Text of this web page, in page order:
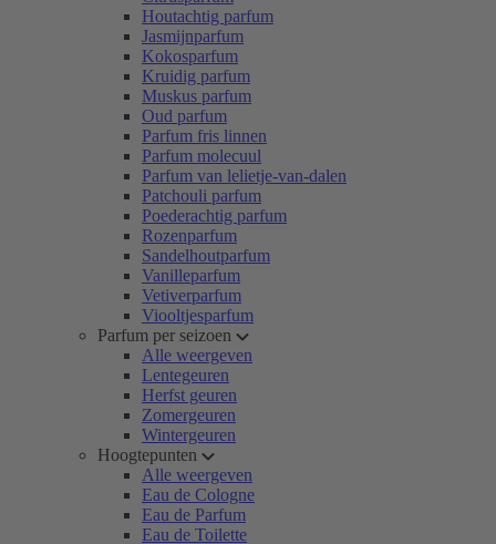
Houtachtig parfum
Jasmijnparfum
Kokosparfum
Kruidig parfum
Muskus parfum
Oud parfum
Parfum fris linnen
Parfum molecuul
Parfum van lelietje-van-dalen
Patchouli parfum
Poederachtig parfum
Rozenparfum
Sandelhoutparfum
Vanilleparfum
Vetiverparfum
Viooltjesparfum
Parfum per seizoen
Alle weergeven
Lentegeuren
Herfst geuren
Zomergeuren
Wintergeuren
Hoogtepunten
Alle weergeven
Eau de Cologne
Eau de Parfum
Eau de Toilette